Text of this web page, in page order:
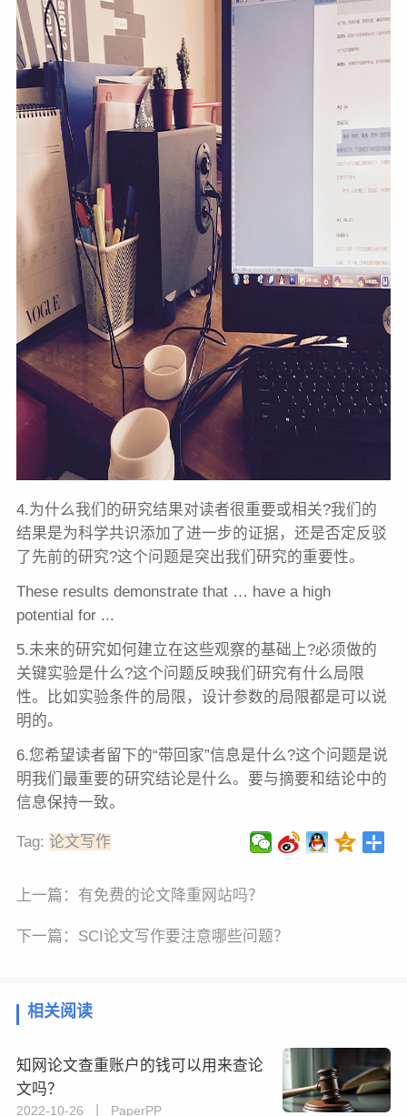
4.为什么我们的研究结果对读者很重要或相关?我们的
结果是为科学共识添加了进一步的证据，还是否定反驳
了先前的研究?这个问题是突出我们研究的重要性。
These results demonstrate that … have a high
potential for ...
5.未来的研究如何建立在这些观察的基础上?必须做的
关键实验是什么?这个问题反映我们研究有什么局限
性。比如实验条件的局限，设计参数的局限都是可以说
明的。
6.您希望读者留下的“带回家”信息是什么?这个问题是说
明我们最重要的研究结论是什么。要与摘要和结论中的
信息保持一致。
Tag: 论文写作
上一篇： 有免费的论文降重网站吗？
下一篇： SCI论文写作要注意哪些问题？
相关阅读
知网论文查重账户的钱可以用来查论
文吗？
2022-10-26 丨 PaperPP